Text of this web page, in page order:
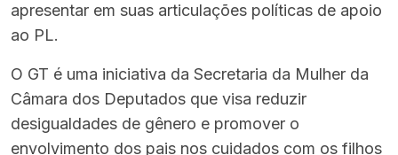
apresentar em suas articulações políticas de apoio
ao PL.
O GT é uma iniciativa da Secretaria da Mulher da
Câmara dos Deputados que visa reduzir
desigualdades de gênero e promover o
envolvimento dos pais nos cuidados com os filhos